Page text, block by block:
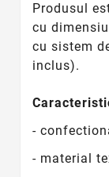
Produsul
cu
cu sistem
inclus).
-
- material